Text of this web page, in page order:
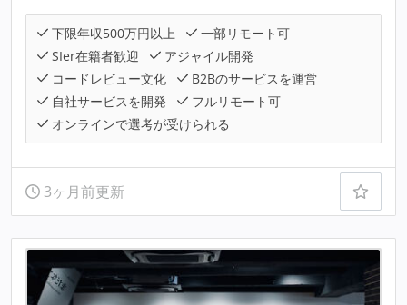
下限年収500万円以上
一部リモート可
SIer在籍者歓迎
アジャイル開発
コードレビュー文化
B2Bのサービスを運営
自社サービスを開発
フルリモート可
オンラインで選考が受けられる
3ヶ月前更新